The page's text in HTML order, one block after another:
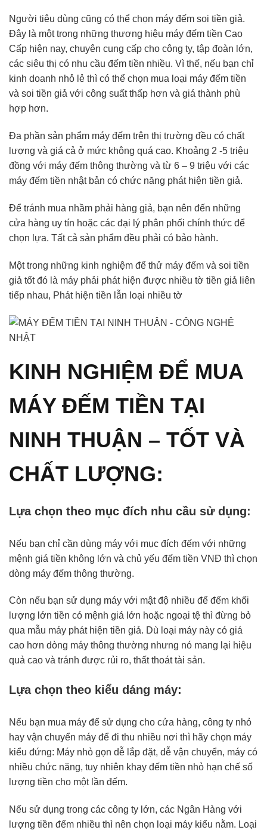
Người tiêu dùng cũng có thể chọn máy đếm soi tiền giả.
Đây là một trong những thương hiệu máy đếm tiền Cao
Cấp hiện nay, chuyên cung cấp cho công ty, tập đoàn lớn,
các siêu thị có nhu cầu đếm tiền nhiều. Vì thế, nếu bạn chỉ
kinh doanh nhỏ lẻ thì có thể chọn mua loại máy đếm tiền
và soi tiền giả với công suất thấp hơn và giá thành phù
hợp hơn.
Đa phần sản phẩm máy đếm trên thị trường đều có chất
lượng và giá cả ở mức không quá cao. Khoảng 2 -5 triệu
đồng với máy đếm thông thường và từ 6 – 9 triệu với các
máy đếm tiền nhật bản có chức năng phát hiện tiền giả.
Để tránh mua nhầm phải hàng giả, bạn nên đến những
cửa hàng uy tín hoặc các đại lý phân phối chính thức để
chọn lựa. Tất cả sản phẩm đều phải có bảo hành.
Một trong những kinh nghiệm để thử máy đếm và soi tiền
giả tốt đó là máy phải phát hiện được nhiều tờ tiền giả liên
tiếp nhau, Phát hiện tiền lẫn loại nhiều tờ
KINH NGHIỆM ĐỂ MUA
MÁY ĐẾM TIỀN TẠI
NINH THUẬN – TỐT VÀ
CHẤT LƯỢNG:
Lựa chọn theo mục đích nhu cầu sử dụng:
Nếu bạn chỉ cần dùng máy với mục đích đếm với những
mệnh giá tiền không lớn và chủ yếu đếm tiền VNĐ thì chọn
dòng máy đếm thông thường.
Còn nếu bạn sử dụng máy với mật độ nhiều để đếm khối
lượng lớn tiền có mệnh giá lớn hoặc ngoại tệ thì đừng bỏ
qua mẫu máy phát hiện tiền giả. Dù loại máy này có giá
cao hơn dòng máy thông thường nhưng nó mang lại hiệu
quả cao và tránh được rủi ro, thất thoát tài sản.
Lựa chọn theo kiểu dáng máy:
Nếu bạn mua máy để sử dụng cho cửa hàng, công ty nhỏ
hay vận chuyển máy để đi thu nhiều nơi thì hãy chọn máy
kiểu đứng: Máy nhỏ gọn dễ lắp đặt, dễ vận chuyển, máy có
nhiều chức năng, tuy nhiên khay đếm tiền nhỏ hạn chế số
lượng tiền cho một lần đếm.
Nếu sử dụng trong các công ty lớn, các Ngân Hàng với
lượng tiền đếm nhiều thì nên chọn loại máy kiểu nằm. Loại